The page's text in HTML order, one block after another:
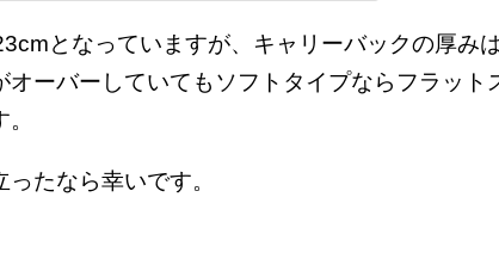
となっていますが、キャリーバックの厚み
オーバーしていてもソフトタイプならフラット
たなら幸いです。